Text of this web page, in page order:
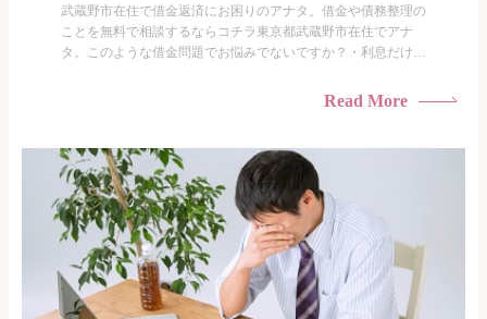
武蔵野市在住で借金返済にお困りのアナタ。借金や債務整理の
ことを無料で相談するならコチラ東京都武蔵野市在住でアナ
タ。このような借金問題でお悩みでないですか？・利息だけを
族に知られたくない・借金の催促、取り立てで憂鬱になる。・
も限界があ...
Read More